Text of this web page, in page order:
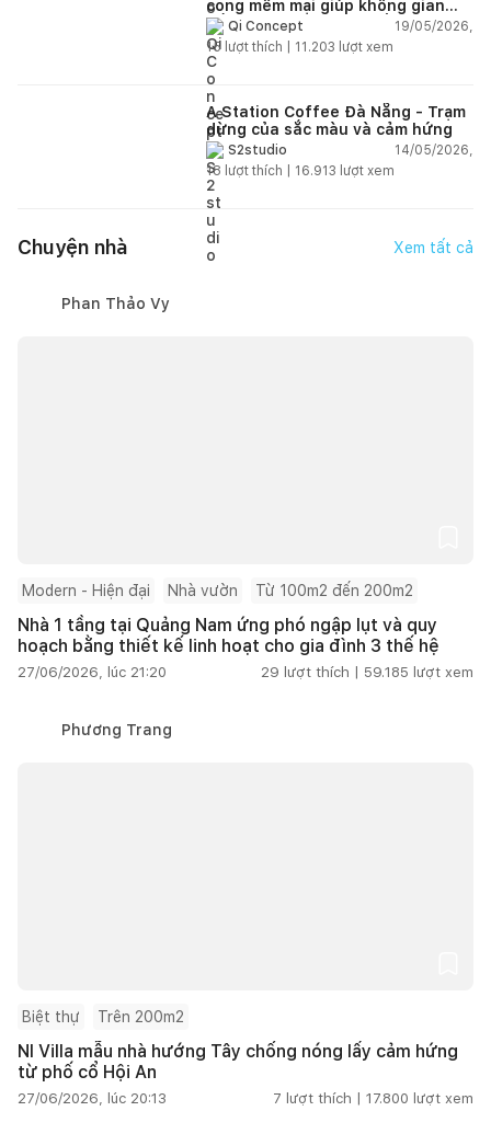
cong mềm mại giúp không gian
sống hiện đại trở nên ấm áp hơn
Qi Concept
19/05/2026,
15 lượt thích | 11.203 lượt xem
A Station Coffee Đà Nẵng - Trạm
dừng của sắc màu và cảm hứng
S2studio
14/05/2026,
18 lượt thích | 16.913 lượt xem
Chuyện nhà Xem tất cả
Phan Thảo Vy
Modern - Hiện đại Nhà vườn Từ 100m2 đến 200m2
Nhà 1 tầng tại Quảng Nam ứng phó ngập lụt và quy
hoạch bằng thiết kế linh hoạt cho gia đình 3 thế hệ
27/06/2026, lúc 21:20 29 lượt thích | 59.185 lượt xem
Phương Trang
Biệt thự Trên 200m2
NI Villa mẫu nhà hướng Tây chống nóng lấy cảm hứng
từ phố cổ Hội An
27/06/2026, lúc 20:13 7 lượt thích | 17.800 lượt xem